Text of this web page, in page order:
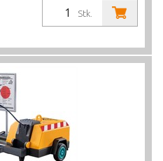
Stk.